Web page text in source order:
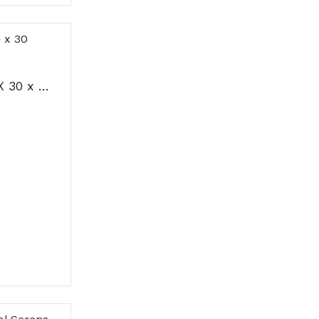
Estrofito Plus Caps X 30 x 30 cáps(s)